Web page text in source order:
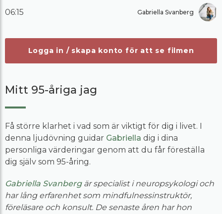
Gabriella Svanberg
06:15
Logga in / skapa konto för att se filmen
Mitt 95-åriga jag
Få större klarhet i vad som är viktigt för dig i livet. I
denna ljudövning guidar Gabriella dig i dina
personliga värderingar genom att du får föreställa
dig själv som 95-åring.
Gabriella Svanbergär specialist i neuropsykologi och
har lång erfarenhet som mindfulnessinstruktör,
föreläsare och konsult. De senaste åren har hon